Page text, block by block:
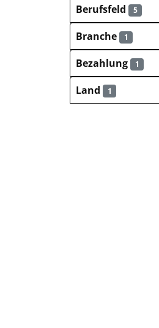
Berufsfeld
5
Branche 1
Bezahlung 1
Land 1